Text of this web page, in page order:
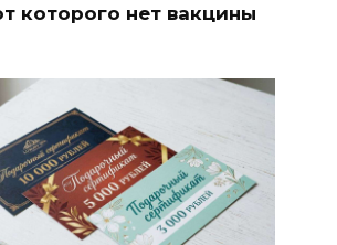
которого нет вакцины